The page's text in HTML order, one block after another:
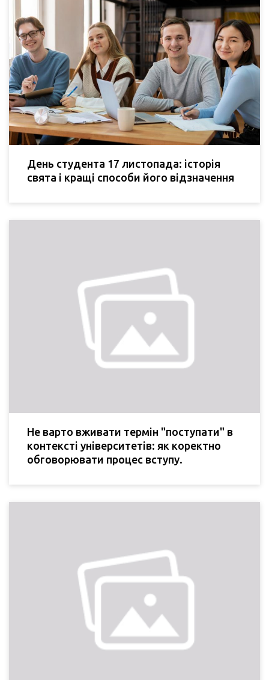
День студента 17 листопада: історія
свята і кращі способи його відзначення
Не варто вживати термін "поступати" в
контексті університетів: як коректно
обговорювати процес вступу.